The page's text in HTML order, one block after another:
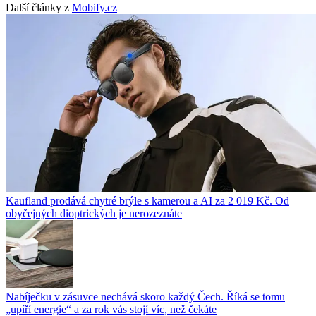
Další články z Mobify.cz
Kaufland prodává chytré brýle s kamerou a AI za 2 019 Kč. Od
obyčejných dioptrických je nerozeznáte
Nabíječku v zásuvce nechává skoro každý Čech. Říká se tomu
„upíří energie“ a za rok vás stojí víc, než čekáte